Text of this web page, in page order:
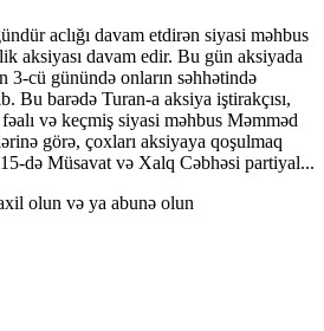
aclığı davam etdirən siyasi məhbus
aksiyası davam edir. Bu gün aksiyada
3-cü günündə onların səhhətində
Bu barədə Turan-a aksiya iştirakçısı,
və keçmiş siyasi məhbus Məmməd
görə, çoxları aksiyaya qoşulmaq
də Müsavat və Xalq Cəbhəsi partiyal...
olun və ya abunə olun